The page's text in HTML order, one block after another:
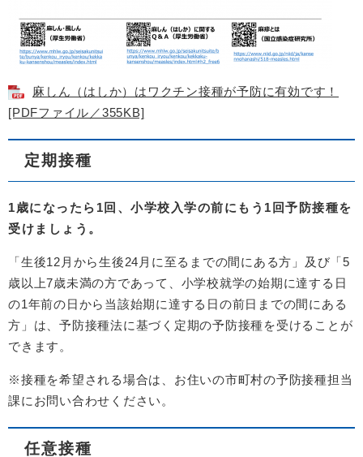
麻しん（はしか）はワクチン接種が予防に有効です！
[PDFファイル／355KB]
定期接種
1歳になったら1回、小学校入学の前にもう1回予防接種を
受けましょう。
「生後12月から生後24月に至るまでの間にある方」及び「5
歳以上7歳未満の方であって、小学校就学の始期に達する日
の1年前の日から当該始期に達する日の前日までの間にある
方」は、予防接種法に基づく定期の予防接種を受けることが
できます。
※接種を希望される場合は、お住いの市町村の予防接種担当
課にお問い合わせください。
任意接種